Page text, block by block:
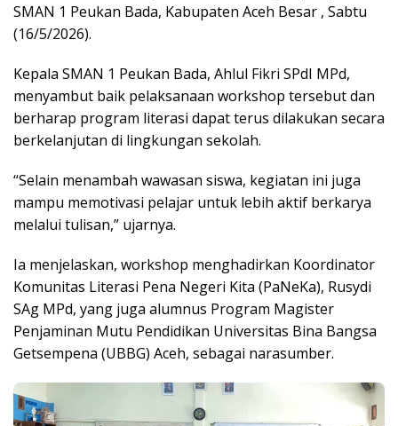
SMAN 1 Peukan Bada, Kabupaten Aceh Besar , Sabtu
(16/5/2026).
Kepala SMAN 1 Peukan Bada, Ahlul Fikri SPdI MPd,
menyambut baik pelaksanaan workshop tersebut dan
berharap program literasi dapat terus dilakukan secara
berkelanjutan di lingkungan sekolah.
“Selain menambah wawasan siswa, kegiatan ini juga
mampu memotivasi pelajar untuk lebih aktif berkarya
melalui tulisan,” ujarnya.
Ia menjelaskan, workshop menghadirkan Koordinator
Komunitas Literasi Pena Negeri Kita (PaNeKa), Rusydi
SAg MPd, yang juga alumnus Program Magister
Penjaminan Mutu Pendidikan Universitas Bina Bangsa
Getsempena (UBBG) Aceh, sebagai narasumber.